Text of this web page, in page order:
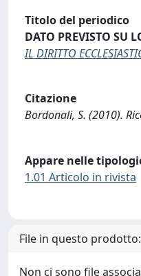
Titolo del periodico
DATO PREVISTO SU
IL DIRITTO
Citazione
Bordonali, S. (2010).
Appare nelle
1.01 Articolo in rivista
File in questo prodotto:
Non ci sono file